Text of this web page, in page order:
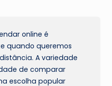
online é
quando queremos
A variedade
de comparar
escolha popular